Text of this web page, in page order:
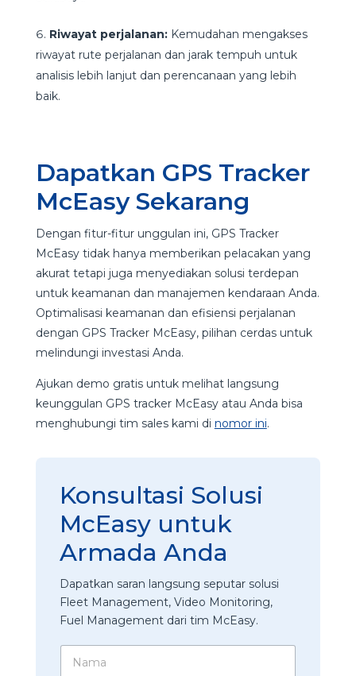
Riwayat perjalanan: Kemudahan mengakses
riwayat rute perjalanan dan jarak tempuh untuk
analisis lebih lanjut dan perencanaan yang lebih
baik.
Dapatkan GPS Tracker
McEasy Sekarang
Dengan fitur-fitur unggulan ini, GPS Tracker
McEasy tidak hanya memberikan pelacakan yang
akurat tetapi juga menyediakan solusi terdepan
untuk keamanan dan manajemen kendaraan Anda.
Optimalisasi keamanan dan efisiensi perjalanan
dengan GPS Tracker McEasy, pilihan cerdas untuk
melindungi investasi Anda.
Ajukan demo gratis untuk melihat langsung
keunggulan GPS tracker McEasy atau Anda bisa
menghubungi tim sales kami di nomor ini.
Konsultasi Solusi
McEasy untuk
Armada Anda
Dapatkan saran langsung seputar solusi
Fleet Management, Video Monitoring,
Fuel Management dari tim McEasy.